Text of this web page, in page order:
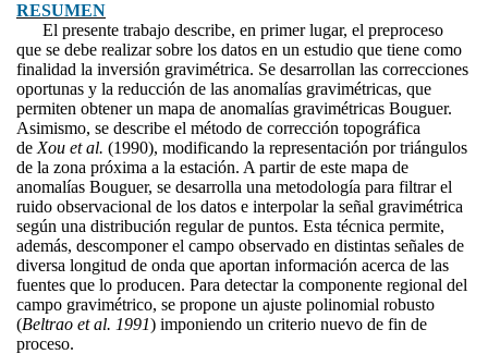
RESUMEN
El presente trabajo describe, en primer lugar, el preproceso
que se debe realizar sobre los datos en un estudio que tiene como
finalidad la inversión gravimétrica. Se desarrollan las correcciones
oportunas y la reducción de las anomalías gravimétricas, que
permiten obtener un mapa de anomalías gravimétricas Bouguer.
Asimismo, se describe el método de corrección topográfica
de Xou et al. (1990), modificando la representación por triángulos
de la zona próxima a la estación. A partir de este mapa de
anomalías Bouguer, se desarrolla una metodología para filtrar el
ruido observacional de los datos e interpolar la señal gravimétrica
según una distribución regular de puntos. Esta técnica permite,
además, descomponer el campo observado en distintas señales de
diversa longitud de onda que aportan información acerca de las
fuentes que lo producen. Para detectar la componente regional del
campo gravimétrico, se propone un ajuste polinomial robusto
(Beltrao et al. 1991) imponiendo un criterio nuevo de fin de
proceso.